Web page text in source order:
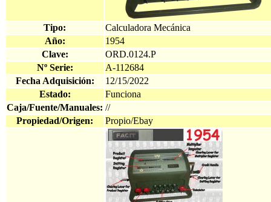
Tipo:
Calculadora Mecánica
Año:
1954
Clave:
ORD.0124.P
Nº Serie:
A-112684
Fecha Adquisición:
12/15/2022
Estado:
Funciona
Caja/Fuente/Manuales: //
Propiedad/Origen:
Propio/Ebay